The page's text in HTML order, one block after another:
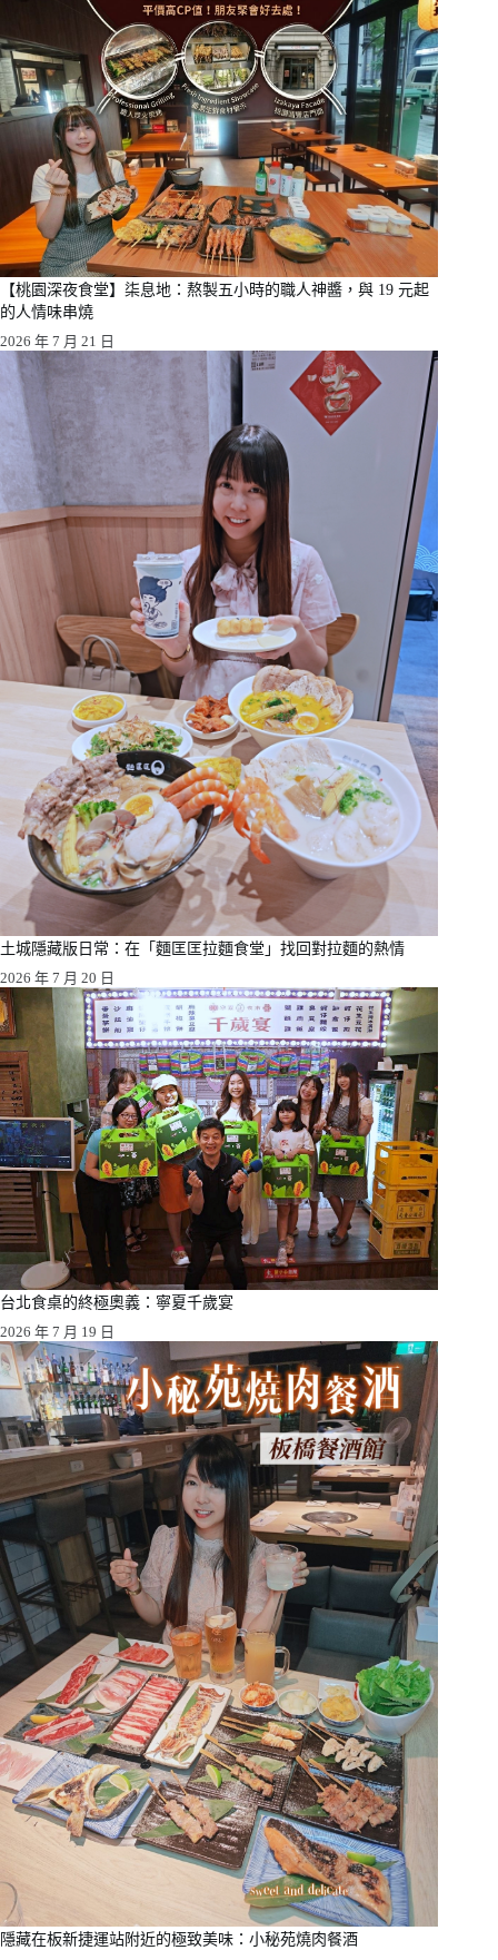
【桃園深夜食堂】柒息地：熬製五小時的職人神醬，與 19 元起
的人情味串燒
2026 年 7 月 21 日
土城隱藏版日常：在「麵匡匡拉麵食堂」找回對拉麵的熱情
2026 年 7 月 20 日
台北食桌的終極奧義：寧夏千歲宴
2026 年 7 月 19 日
隱藏在板新捷運站附近的極致美味：小秘苑燒肉餐酒